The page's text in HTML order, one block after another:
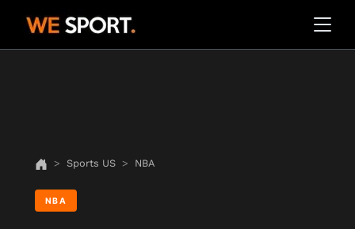
Sports US NBA
NBA